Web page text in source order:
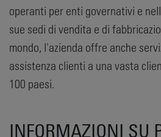
operanti per enti governativi e
sue sedi di vendita e di
mondo, l'azienda offre anche
assistenza clienti a una vasta
100 paesi.
INFORMAZIONI SU